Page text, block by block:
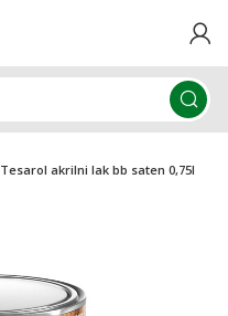
Tesarol akrilni lak bb saten 0,75l